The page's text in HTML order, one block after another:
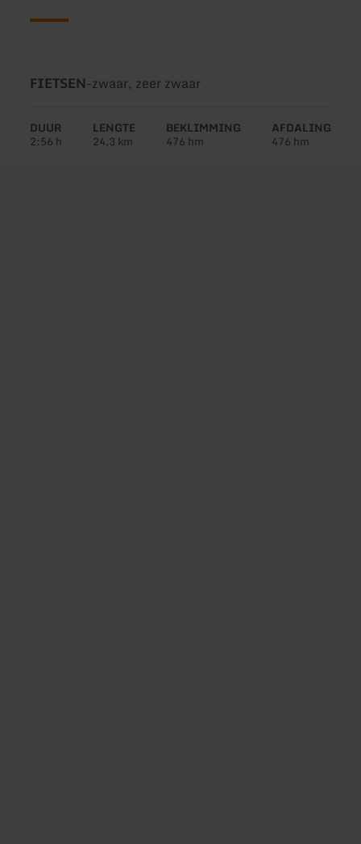
Soort
FIETSEN-Moeilijkheidsgraad:
zwaar, zeer zwaar
DUUR
2:56 h
LENGTE
24,3 km
BEKLIMMING
476 hm
AFDALING
476 hm